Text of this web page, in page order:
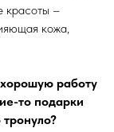
красоты –
кожа,
работу
то подарки